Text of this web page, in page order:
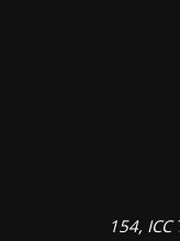
154, ICC